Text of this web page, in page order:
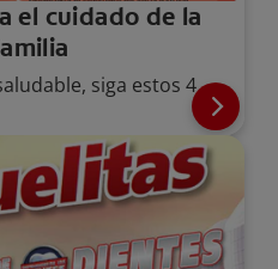
el cuidado de la
siga estos 4